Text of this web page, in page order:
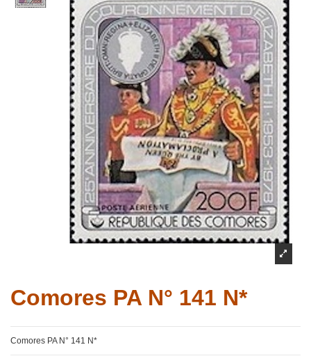
Comores PA N° 141 N*
Comores PA N° 141 N*